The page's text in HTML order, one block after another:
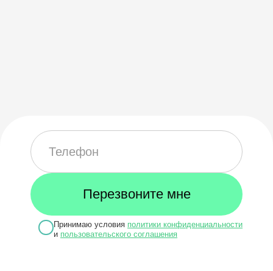
Принимаю условия политики конфиденциальности
и пользовательского соглашения